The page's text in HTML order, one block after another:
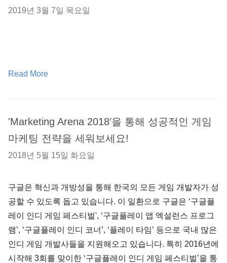
2019년 3월 7일 목요일
Read More
'Marketing Arena 2018’을 통해 성공적인 게임
마케팅 전략을 세워보세요!
2018년 5월 15일 화요일
구글은 혁신과 개방성을 통해 한국의 모든 게임 개발자가 성
공할 수 있도록 돕고 있습니다. 이 일환으로 구글은 ‘구글플
레이 인디 게임 페스티벌', ‘구글플레이 앱 엑설런스 프로그
램’, ‘구글플레이 인디 코너’, ‘플레이 타임’ 등으로 국내 많은
인디 게임 개발사들을 지원해오고 있습니다. 특히 2016년에
시작해 3회를 맞이한 ‘구글플레이 인디 게임 페스티벌’을 통